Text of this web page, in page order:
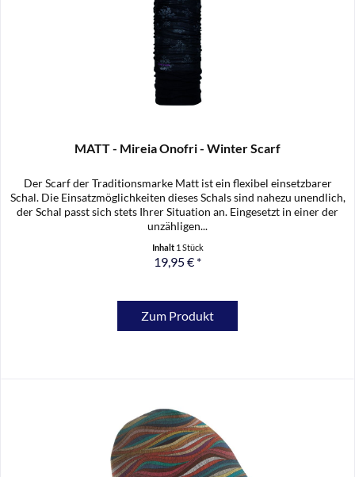
MATT - Mireia Onofri - Winter Scarf
Der Scarf der Traditionsmarke Matt ist ein flexibel einsetzbarer
Schal. Die Einsatzmöglichkeiten dieses Schals sind nahezu unendlich,
der Schal passt sich stets Ihrer Situation an. Eingesetzt in einer der
unzähligen...
Inhalt 1 Stück
19,95 € *
Zum Produkt